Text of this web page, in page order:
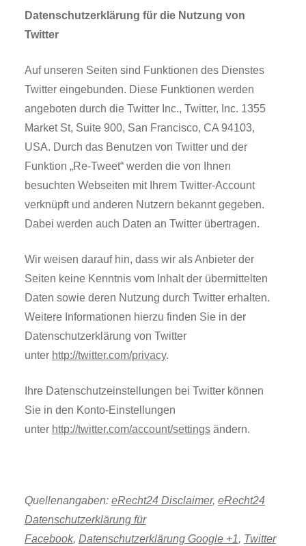
Datenschutzerklärung für die Nutzung von
Twitter
Auf unseren Seiten sind Funktionen des Dienstes
Twitter eingebunden. Diese Funktionen werden
angeboten durch die Twitter Inc., Twitter, Inc. 1355
Market St, Suite 900, San Francisco, CA 94103,
USA. Durch das Benutzen von Twitter und der
Funktion „Re-Tweet“ werden die von Ihnen
besuchten Webseiten mit Ihrem Twitter-Account
verknüpft und anderen Nutzern bekannt gegeben.
Dabei werden auch Daten an Twitter übertragen.
Wir weisen darauf hin, dass wir als Anbieter der
Seiten keine Kenntnis vom Inhalt der übermittelten
Daten sowie deren Nutzung durch Twitter erhalten.
Weitere Informationen hierzu finden Sie in der
Datenschutzerklärung von Twitter
unter http://twitter.com/privacy.
Ihre Datenschutzeinstellungen bei Twitter können
Sie in den Konto-Einstellungen
unter http://twitter.com/account/settingsändern.
Quellenangaben: eRecht24 Disclaimer, eRecht24
Datenschutzerklärung für
Facebook, Datenschutzerklärung Google +1, Twitter